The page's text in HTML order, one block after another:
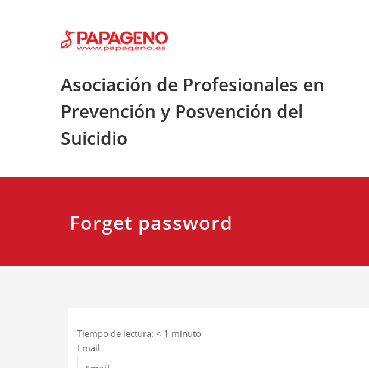
Asociación de Profesionales en
Prevención y Posvención del
Suicidio
Forget password
Tiempo de lectura: < 1 minuto
Email